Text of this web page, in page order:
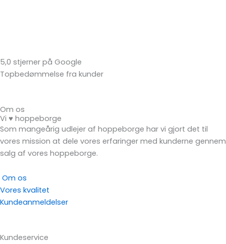
5,0 stjerner på Google
Topbedømmelse fra kunder
Om os
Vi ♥ hoppeborge
Som mangeårig udlejer af hoppeborge har vi gjort det til
vores mission at dele vores erfaringer med kunderne gennem
salg af vores hoppeborge.
Om os
Vores kvalitet
Kundeanmeldelser
Kundeservice